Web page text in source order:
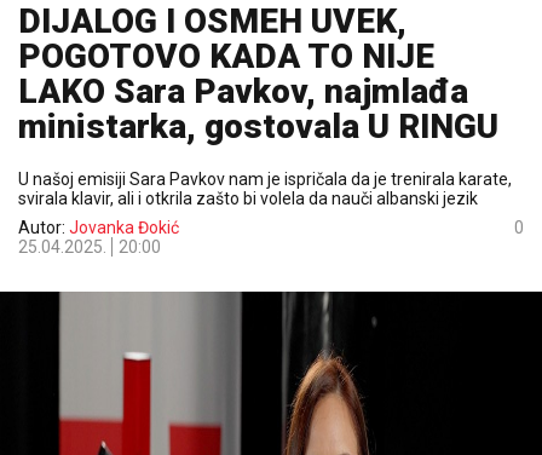
DIJALOG I OSMEH UVEK,
POGOTOVO KADA TO NIJE
LAKO Sara Pavkov, najmlađa
ministarka, gostovala U RINGU
U našoj emisiji Sara Pavkov nam je ispričala da je trenirala karate,
svirala klavir, ali i otkrila zašto bi volela da nauči albanski jezik
Autor: Jovanka Đokić
25.04.2025.
20:00
0